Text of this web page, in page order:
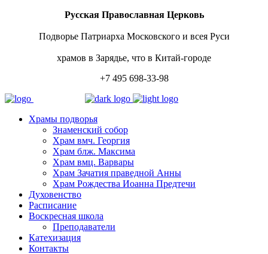
Русская Православная Церковь
Подворье Патриарха Московского и всея Руси
храмов в Зарядье, что в Китай-городе
+7 495 698-33-98
Храмы подворья
Знаменский собор
Храм вмч. Георгия
Храм блж. Максима
Храм вмц. Варвары
Храм Зачатия праведной Анны
Храм Рождества Иоанна Предтечи
Духовенство
Расписание
Воскресная школа
Преподаватели
Катехизация
Контакты